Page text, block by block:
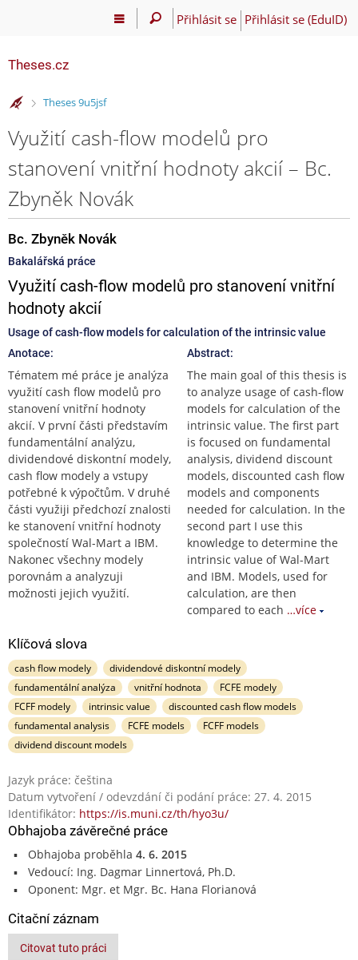
Přihlásit se Přihlásit se (EduID)
Theses.cz
>
Theses 9u5jsf
Využití cash-flow modelů pro
stanovení vnitřní hodnoty akcií – Bc.
Zbyněk Novák
Bc. Zbyněk Novák
Bakalářská práce
Využití cash-flow modelů pro stanovení vnitřní
hodnoty akcií
Usage of cash-flow models for calculation of the intrinsic value
Anotace:
Tématem mé práce je analýza
využití cash flow modelů pro
stanovení vnitřní hodnoty
akcií. V první části představím
fundamentální analýzu,
dividendové diskontní modely,
cash flow modely a vstupy
potřebné k výpočtům. V druhé
části využiji předchozí znalosti
ke stanovení vnitřní hodnoty
společností Wal-Mart a IBM.
Nakonec všechny modely
porovnám a analyzuji
možnosti jejich využití.
Abstract:
The main goal of this thesis is
to analyze usage of cash-flow
models for calculation of the
intrinsic value. The first part
is focused on fundamental
analysis, dividend discount
models, discounted cash flow
models and components
needed for calculation. In the
second part I use this
knowledge to determine the
intrinsic value of Wal-Mart
and IBM. Models, used for
calculation, are then
compared to each …více
Klíčová slova
cash flow modely
dividendové diskontní modely
fundamentální analýza
vnitřní hodnota
FCFE modely
FCFF modely
intrinsic value
discounted cash flow models
fundamental analysis
FCFE models
FCFF models
dividend discount models
Jazyk práce: čeština
Datum vytvoření / odevzdání či podání práce: 27. 4. 2015
Identifikátor: https://is.muni.cz/th/hyo3u/
Obhajoba závěrečné práce
Obhajoba proběhla 4. 6. 2015
Vedoucí: Ing. Dagmar Linnertová, Ph.D.
Oponent: Mgr. et Mgr. Bc. Hana Florianová
Citační záznam
Citovat tuto práci